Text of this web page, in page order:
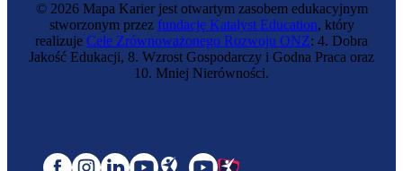
© 2026 Mapa Karier jest otwartym zasobem edukacyjnym
stworzonym przez fundację Katalyst Education, który
realizuje Cele Zrównoważonego Rozwoju ONZ: 4. Dobra
Jakość Edukacji, 8. Wzrost Gospodarczy i Godna Praca oraz
10. Mniej Nierówności.